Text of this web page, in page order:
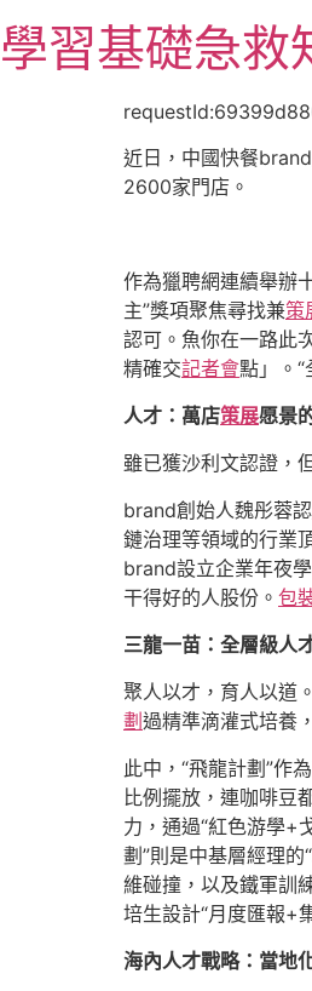
至
主
學習基礎急救
近日，中國快餐
2600家門店。
作為獵聘網連續舉辦
主”獎項聚焦尋找兼策
認可。魚你在一路此
精確交記者會點」。
人才：萬店策展愿景
雖已獲沙利文認證，
brand創始人魏彤蓉認
鏈治理等領域的行業
brand設立企業年夜
干得好的人股份。 包
三龍一苗：全層級人
聚人以才，育人以道
劃 過精準滴灌式培養
此中，“飛龍計劃”作
比例擺放，連咖啡豆
力，通過“紅色游學+
劃”則是中基層經理
維碰撞，以及鐵軍訓
培生設計“月度匯報+
海內人才戰略：當地